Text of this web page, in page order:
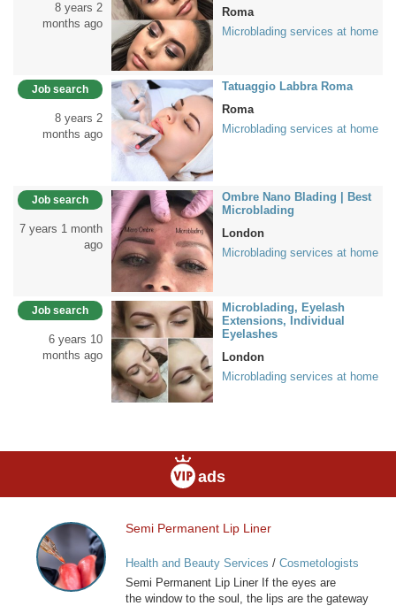
8 years 2
months ago
Roma
Microblading services at home
Job search
8 years 2
months ago
Tatuaggio Labbra Roma
Roma
Microblading services at home
Job search
7 years 1 month
ago
Ombre Nano Blading | Best
Microblading
London
Microblading services at home
Job search
6 years 10
months ago
Microblading, Eyelash
Extensions, Individual
Eyelashes
London
Microblading services at home
ads
Semi
Permanent
Lip
Liner
Semi Permanent Lip Liner
Health and Beauty Services / Cosmetologists
Semi Permanent Lip Liner If the eyes are
the window to the soul, the lips are the gateway